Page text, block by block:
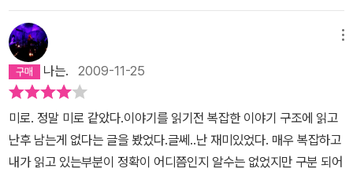
제나 세상이라는 극장 안에서 고독하게 하나의 객석을 차지하는 관객
입니다. 뭔가를 감상할 때 사람들은 한없이 고독합니다. 당신은 스스
로 어떤 관객이 될지를 결정해야만 하고 박수를 칠지 자리를 박차고
돌아갈지를 판단해야 합니다. 동시에 당신은 배우이기도 합니다. 당
신은 감상함으로써 감상을 당하고 당신 자신의 모습을, 눈 앞의 배우
들 안에서 뚫어지게 보게 됩니다. 그리고 당신은 극장을 나가 이번에
는 밖에서 자신을 연기해야만 합니다.보는 것과 보여지는 것은 뒤집
기이고 당신도 나도 세상이라는 극장 안에서는 늘 아주 작은 부분에
나는. 2009-11-25
미로. 정말 미로 같았다.이야기를 읽기전 복잡한 이야기 구조에 읽고
난후 남는게 없다는 글을 봤었다.글쎄..난 재미있었다. 매우 복잡하고
내가 읽고 있는부분이 정확이 어디쯤인지 알수는 없었지만 구분 되어